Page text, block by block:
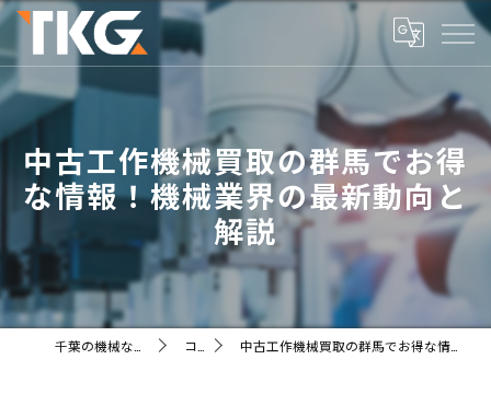
中古工作機械買取の群馬でお得
な情報！機械業界の最新動向と
解説
コラム 中古工作機械買取の群馬でお得な情報！機械業界の最新動向と解説